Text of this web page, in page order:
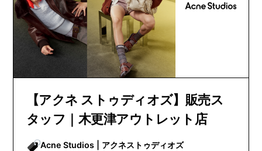
【アクネ ストゥディオズ】販売ス
タッフ｜木更津アウトレット店
Acne Studios | アクネストゥディオズ